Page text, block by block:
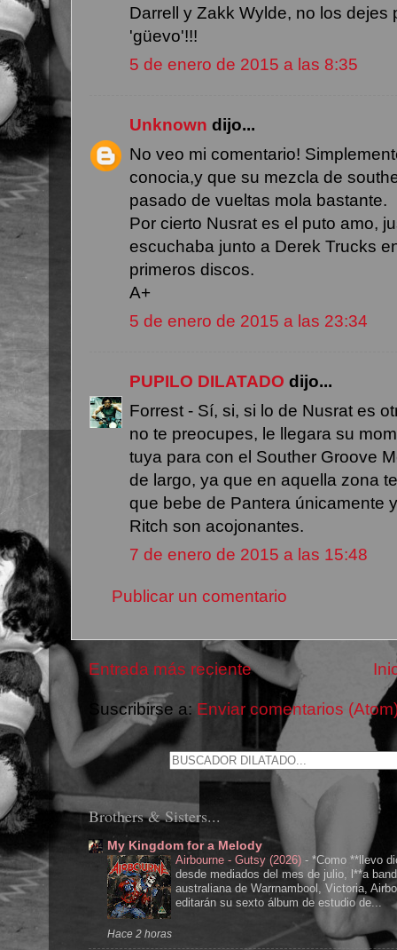
Darrell y Zakk Wylde, no los
'güevo'!!!
5 de enero de 2015 a las 8:35
Unknown dijo...
No veo mi comentario!
conocia,y que su mezcla de
pasado de vueltas mola bastante.
Por cierto Nusrat es el puto amo,
escuchaba junto a Derek Trucks
primeros discos.
A+
5 de enero de 2015 a las 23:34
PUPILO DILATADO dijo...
Forrest - Sí, si, si lo de Nusrat es
no te preocupes, le llegara su
tuya para con el Souther Groove
de largo, ya que en aquella zona
que bebe de Pantera únicamente
Ritch son acojonantes.
7 de enero de 2015 a las 15:48
Publicar un comentario
Entrada más reciente
Suscribirse a: Enviar comentarios
Brothers & Sisters...
My Kingdom for a Melody
Airbourne - Gutsy (2026) - *Como **llevo
desde mediados del mes de julio, l**a
australiana de Warrnambool, Victoria,
editarán su sexto álbum de estudio de...
Hace 2 horas